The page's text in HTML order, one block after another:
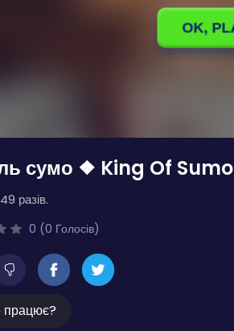
сумо ❖ King Of Sumo
разів.
0 (0 Голосів)